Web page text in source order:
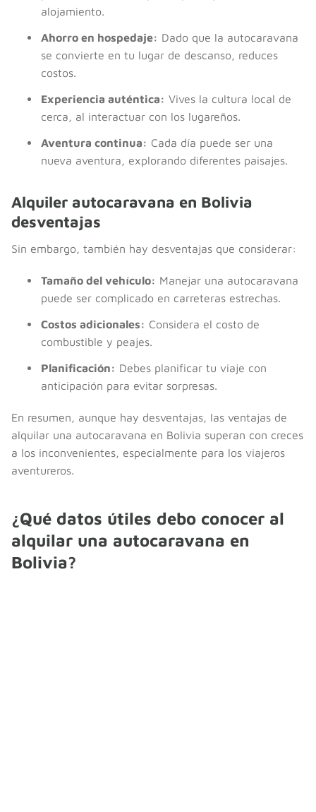
alojamiento.
Ahorro en hospedaje: Dado que la autocaravana
se convierte en tu lugar de descanso, reduces
costos.
Experiencia auténtica: Vives la cultura local de
cerca, al interactuar con los lugareños.
Aventura continua: Cada día puede ser una
nueva aventura, explorando diferentes paisajes.
Alquiler autocaravana en Bolivia
desventajas
Sin embargo, también hay desventajas que considerar:
Tamaño del vehículo: Manejar una autocaravana
puede ser complicado en carreteras estrechas.
Costos adicionales: Considera el costo de
combustible y peajes.
Planificación: Debes planificar tu viaje con
anticipación para evitar sorpresas.
En resumen, aunque hay desventajas, las ventajas de
alquilar una autocaravana en Bolivia superan con creces
a los inconvenientes, especialmente para los viajeros
aventureros.
¿Qué datos útiles debo conocer al
alquilar una autocaravana en
Bolivia?